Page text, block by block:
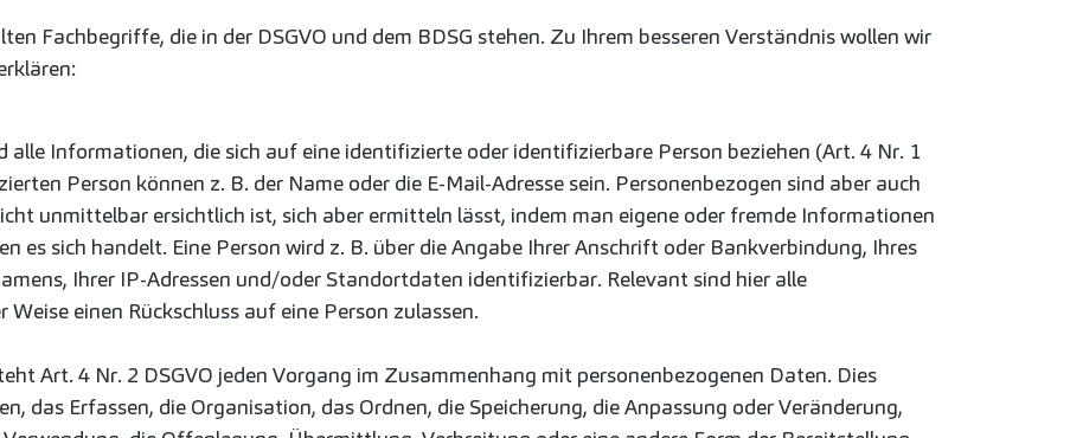
Fachbegriffe, die in der DSGVO und dem BDSG stehen. Zu Ihrem besseren Verständnis wollen wir
alle Informationen, die sich auf eine identifizierte oder identifizierbare Person beziehen (Art. 4 Nr. 1
Person können z. B. der Name oder die E-Mail-Adresse sein. Personenbezogen sind aber auch
unmittelbar ersichtlich ist, sich aber ermitteln lässt, indem man eigene oder fremde Informationen
es sich handelt. Eine Person wird z. B. über die Angabe Ihrer Anschrift oder Bankverbindung, Ihres
Ihrer IP-Adressen und/oder Standortdaten identifizierbar. Relevant sind hier alle
einen Rückschluss auf eine Person zulassen.
Art. 4 Nr. 2 DSGVO jeden Vorgang im Zusammenhang mit personenbezogenen Daten. Dies
das Erfassen, die Organisation, das Ordnen, die Speicherung, die Anpassung oder Veränderung,